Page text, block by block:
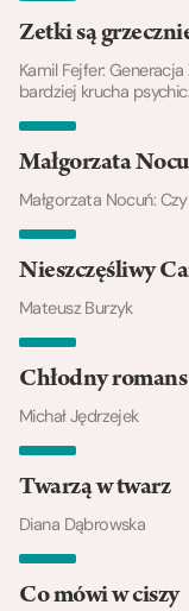
Zetki są
Kamil Fejfer:
bardziej krucha
Małgorzata
Małgorzata Nocuń:
Nieszczęśliwy
Mateusz Burzyk
Chłodny romans
Michał Jędrzejek
Twarzą w twarz
Diana Dąbrowska
Co mówi w ciszy